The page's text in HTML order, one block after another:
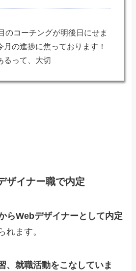
のコーチングが明後日にせま
月の進捗に焦っております！
るって、大切
ザイナー職で内定
らWebデザイナー として内定
れます。
、就職活動をこなしていま